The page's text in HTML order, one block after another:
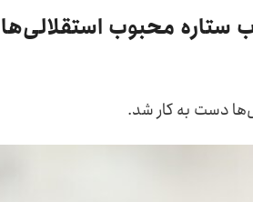
ستاره محبوب استقلالی‌ها
دست به کار شد.